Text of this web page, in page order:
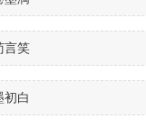
言笑
初白